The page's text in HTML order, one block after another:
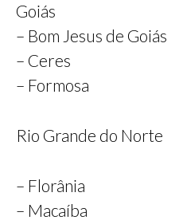
Goiás
– Bom Jesus de Goiás
– Ceres
– Formosa
Rio Grande do Norte
– Florânia
– Macaíba